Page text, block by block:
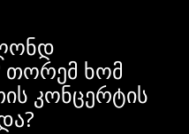
ხომ
კონცერტის